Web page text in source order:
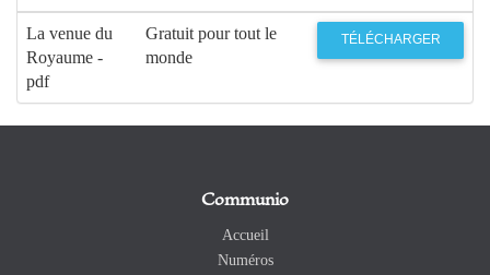
La venue du
Royaume -
pdf
Gratuit pour tout le
monde
TÉLÉCHARGER
Communio
Accueil
Numéros